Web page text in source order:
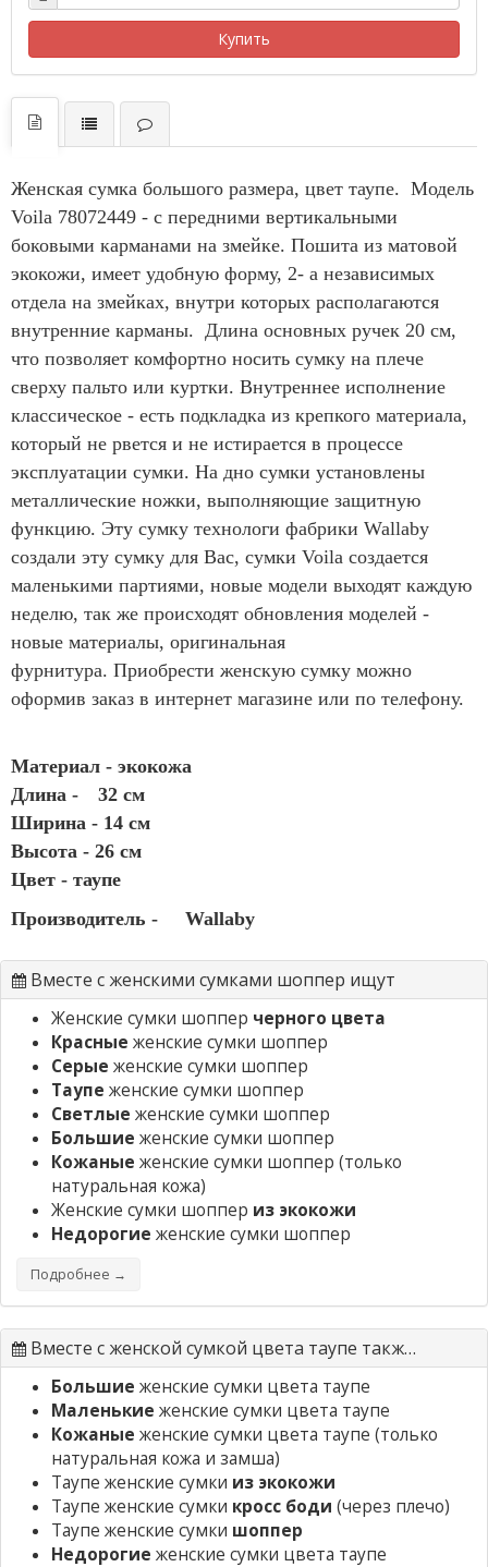
Купить
Женская сумка большого размера, цвет таупе. Модель
Voila 78072449 - с передними вертикальными
боковыми карманами на змейке. Пошита из матовой
экокожи, имеет удобную форму, 2- а независимых
отдела на змейках, внутри которых располагаются
внутренние карманы. Длина основных ручек 20 см,
что позволяет комфортно носить сумку на плече
сверху пальто или куртки. Внутреннее исполнение
классическое - есть подкладка из крепкого материала,
который не рвется и не истирается в процессе
эксплуатации сумки. На дно сумки установлены
металлические ножки, выполняющие защитную
функцию. Эту сумку технологи фабрики Wallaby
создали эту сумку для Вас, сумки Voila создается
маленькими партиями, новые модели выходят каждую
неделю, так же происходят обновления моделей -
новые материалы, оригинальная
фурнитура. Приобрести женскую сумку можно
оформив заказ в интернет магазине или по телефону.
Материал - экокожа
Длина -
32 см
Ширина - 14 см
Высота - 26 см
Цвет - таупе
Производитель -
Wallaby
Вместе с женскими сумками шоппер ищут
Женские сумки шоппер черного цвета
Красные женские сумки шоппер
Серые женские сумки шоппер
Таупе женские сумки шоппер
Светлые женские сумки шоппер
Большие женские сумки шоппер
Кожаные женские сумки шоппер (только
натуральная кожа)
Женские сумки шоппер из экокожи
Недорогие женские сумки шоппер
Подробнее →
Вместе с женской сумкой цвета таупе также ищут
Большие женские сумки цвета таупе
Маленькие женские сумки цвета таупе
Кожаные женские сумки цвета таупе (только
натуральная кожа и замша)
Таупе женские сумки из экокожи
Таупе женские сумки кросс боди (через плечо)
Таупе женские сумки шоппер
Недорогие женские сумки цвета таупе